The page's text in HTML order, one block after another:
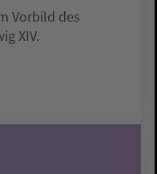
Vorbild des
XIV.